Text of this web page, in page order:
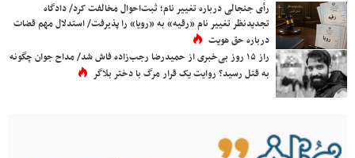
رأی جنجالی درباره تغییر نام؛ ثبت‌احوال مخالفت کرد/ دادگاه
تجدیدنظر تغییر نام «رقیه» به «رویا» را پذیرفت/ استدلال مهم قضات
درباره حق هویت
راز ۱۵ روز بی‌خبری از حمیدرضا رجب‌زاده فاش شد/ مداح جوان چگونه
به قتل رسید؟ روایت یک قرار مرگ با دختر بلاگر